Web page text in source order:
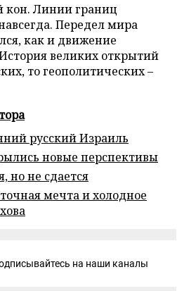
кон. Линии границ
Передел мира
как и движение
великих открытий
то геополитических –
русский Израиль
новые перспективы
но не сдается
мечта и холодное
на наши каналы